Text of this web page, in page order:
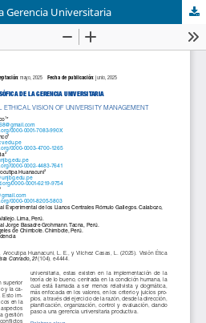
Gerencia Universitaria